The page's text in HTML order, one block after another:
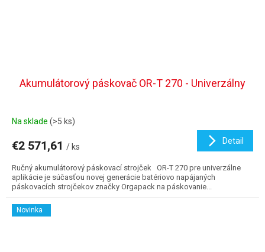
Akumulátorový páskovač OR-T 270 - Univerzálny
Na sklade (>5 ks)
€2 571,61 / ks
Detail
Ručný akumulátorový páskovací strojček OR-T 270 pre univerzálne
aplikácie je súčasťou novej generácie batériovo napájaných
páskovacích strojčekov značky Orgapack na páskovanie...
Novinka